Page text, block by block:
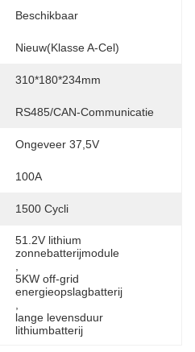
Beschikbaar
Nieuw(klasse A-Cel)
310*180*234mm
RS485/CAN-Communicatie
Ongeveer 37,5V
100A
1500 Cycli
51.2V lithium
zonnebatterijmodule
5KW off-grid
energieopslagbatterij
lange levensduur
lithiumbatterij